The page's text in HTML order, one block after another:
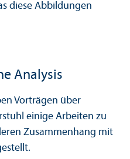
diese Abbildungen
Analysis
Vorträgen über
einige Arbeiten zu
Zusammenhang mit